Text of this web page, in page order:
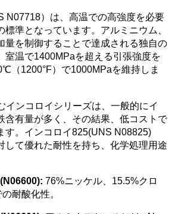
N07718）は、高温での高強度を必要
標準となっています。アルミニウム、
量を制御することで達成される独自の
室温で1400MPaを超える引張強度を
（1200°F）で1000MPaを維持しま
インコロイシリーズは、一般的にイ
含有量が多く、その結果、低コストで
す。インコロイ825(UNS N08825)
して優れた耐性を持ち、化学処理用途
(N06600): 76%ニッケル、15.5%クロ
耐酸化性。